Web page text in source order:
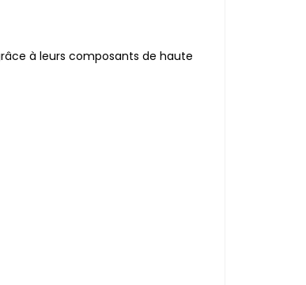
à leurs composants de haute